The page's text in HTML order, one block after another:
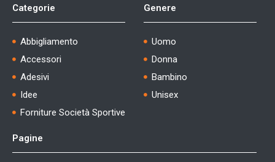
Categorie
Abbigliamento
Accessori
Adesivi
Idee
Forniture Società Sportive
Genere
Uomo
Donna
Bambino
Unisex
Pagine